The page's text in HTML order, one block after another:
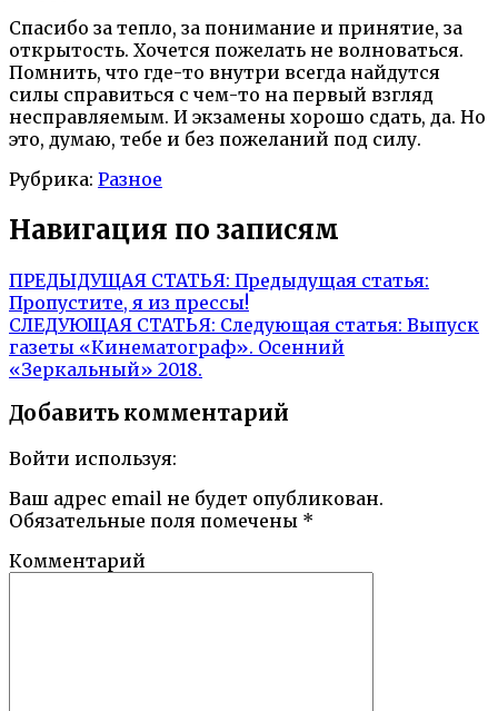
Спасибо за тепло, за понимание и принятие, за
открытость. Хочется пожелать не волноваться.
Помнить, что где-то внутри всегда найдутся
силы справиться с чем-то на первый взгляд
несправляемым. И экзамены хорошо сдать, да. Но
это, думаю, тебе и без пожеланий под силу.
Рубрика: Разное
Навигация по записям
ПРЕДЫДУЩАЯ СТАТЬЯ: Предыдущая статья:
Пропустите, я из прессы!
СЛЕДУЮЩАЯ СТАТЬЯ: Следующая статья: Выпуск
газеты «Кинематограф». Осенний
«Зеркальный» 2018.
Добавить комментарий
Войти используя:
Ваш адрес email не будет опубликован.
Обязательные поля помечены *
Комментарий